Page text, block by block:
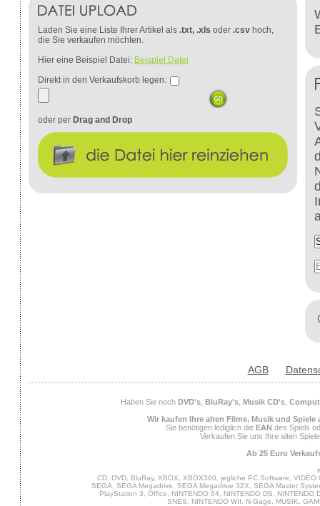
Laden Sie eine Liste Ihrer Artikel als .txt, .xls oder .csv hoch,
die Sie verkaufen möchten.
Hier eine Beispiel Datei: Beispiel Datei
Direkt in den Verkaufskorb legen:
oder per Drag and Drop
AGB
Haben Sie noch DVD's, BluRay's, Musik CD's,
Wir kaufen Ihre alten Filme, Musik und Spiele
Sie benötigen lediglich die EAN des Spiels
Verkaufen Sie uns Ihre alten
Ab 25 Euro
CD, DVD, BluRay, XBOX, XBOX360, jegliche PC Software,
SEGA, SEGA Megadrive, SEGA Megadrive 32X, SEGA Master
PlayStation 3, Office, NINTENDO 64, NINTENDO DS,
SNES, NINTENDO WII, N-Gage, MUSIK,